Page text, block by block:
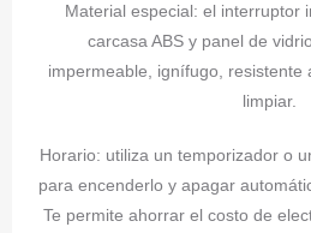
Material especial: el interruptor
carcasa ABS y panel de
impermeable, ignífugo, resistente
limpiar.
Horario: utiliza un temporizador o
para encenderlo y apagar
Te permite ahorrar el costo de